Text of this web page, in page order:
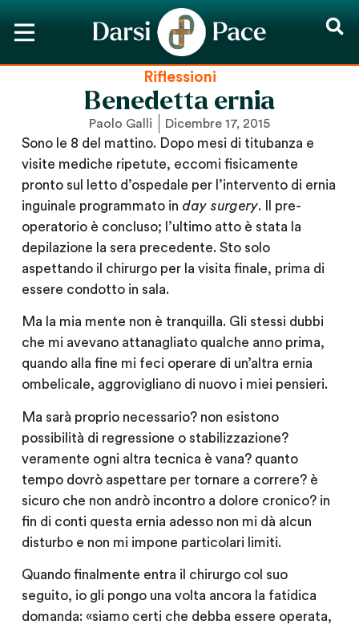
Riflessioni
Benedetta ernia
Paolo Galli Dicembre 17, 2015
Sono le 8 del mattino. Dopo mesi di titubanza e
visite mediche ripetute, eccomi fisicamente
pronto sul letto d’ospedale per l’intervento di ernia
inguinale programmato in day surgery. Il pre-
operatorio è concluso; l’ultimo atto è stata la
depilazione la sera precedente. Sto solo
aspettando il chirurgo per la visita finale, prima di
essere condotto in sala.
Ma la mia mente non è tranquilla. Gli stessi dubbi
che mi avevano attanagliato qualche anno prima,
quando alla fine mi feci operare di un’altra ernia
ombelicale, aggrovigliano di nuovo i miei pensieri.
Ma sarà proprio necessario? non esistono
possibilità di regressione o stabilizzazione?
veramente ogni altra tecnica è vana? quanto
tempo dovrò aspettare per tornare a correre? è
sicuro che non andrò incontro a dolore cronico? in
fin di conti questa ernia adesso non mi dà alcun
disturbo e non mi impone particolari limiti.
Quando finalmente entra il chirurgo col suo
seguito, io gli pongo una volta ancora la fatidica
domanda: «siamo certi che debba essere operata,